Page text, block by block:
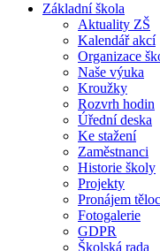
Základní škola
Aktuality ZŠ
Kalendář akcí
Organizace
Naše výuka
Kroužky
Rozvrh hodin
Úřední deska
Ke stažení
Zaměstnanci
Historie školy
Projekty
Pronájem
Fotogalerie
GDPR
Školská rada